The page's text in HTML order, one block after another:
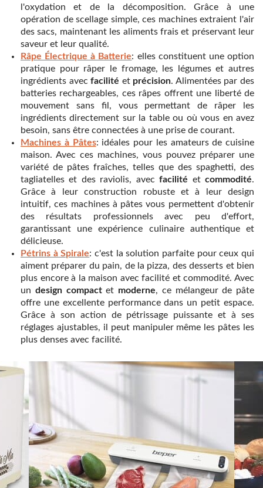
l'oxydation et de la décomposition. Grâce à une
opération de scellage simple, ces machines extraient l'air
des sacs, maintenant les aliments frais et préservant leur
saveur et leur qualité.
Râpe Électrique à Batterie: elles constituent une option
pratique pour râper le fromage, les légumes et autres
ingrédients avecfacilité et précision. Alimentées par des
batteries rechargeables, ces râpes offrent une liberté de
mouvement sans fil, vous permettant de râper les
ingrédients directement sur la table ou où vous en avez
besoin, sans être connectées à une prise de courant.
Machines à Pâtes: idéales pour les amateurs de cuisine
maison. Avec ces machines, vous pouvez préparer une
variété de pâtes fraîches, telles que des spaghetti, des
tagliatelles et des raviolis, avecfacilité etcommodité.
Grâce à leur construction robuste et à leur design
intuitif, ces machines à pâtes vous permettent d'obtenir
des résultats professionnels avec peu d'effort,
garantissant une expérience culinaire authentique et
délicieuse.
Pétrins à Spirale: c'est la solution parfaite pour ceux qui
aiment préparer du pain, de la pizza, des desserts et bien
plus encore à la maison avec facilité et commodité. Avec
un design compactet moderne, ce mélangeur de pâte
offre une excellente performance dans un petit espace.
Grâce à son action de pétrissage puissante et à ses
réglages ajustables, il peut manipuler même les pâtes les
plus denses avec facilité.